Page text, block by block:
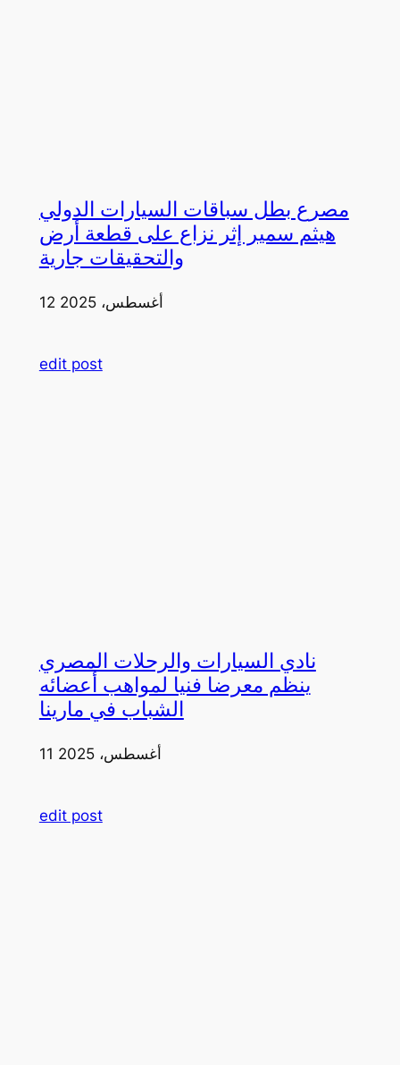
مصرع بطل سباقات السيارات الدولي
هيثم سمير إثر نزاع على قطعة أرض
والتحقيقات جارية
12 أغسطس، 2025
edit post
نادي السيارات والرحلات المصري
ينظم معرضا فنيا لمواهب أعضائه
الشباب في مارينا
11 أغسطس، 2025
edit post